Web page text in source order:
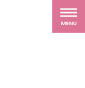
MENU